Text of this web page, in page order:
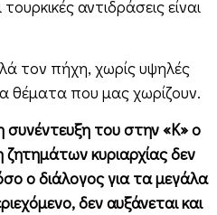
αντιδράσεις είναι
τον πήχη, χωρίς υψηλές
θέματα που μας χωρίζουν.
του στην «Κ» ο
κυριαρχίας δεν
ο διάλογος για τα μεγάλα
δεν αυξάνεται και